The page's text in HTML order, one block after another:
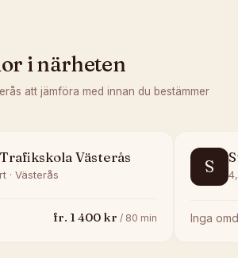
i närheten
att jämföra med innan du bestämmer
Västerås
· Västerås
fr. 1 400kr / 80 min
S
Inga